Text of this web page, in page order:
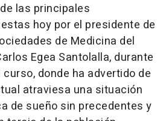
las principales
hoy por el presidente de
de Medicina del
Egea Santolalla, durante
donde ha advertido de
atraviesa una situación
de sueño sin precedentes y